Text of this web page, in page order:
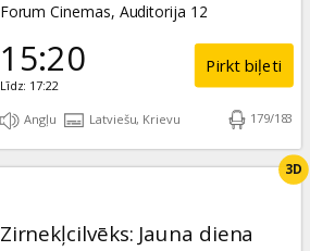
Forum Cinemas, Auditorija 12
15:20
Līdz: 17:22
Pirkt biļeti
Angļu Latviešu, Krievu 179/183
Zirnekļcilvēks: Jauna diena
3D